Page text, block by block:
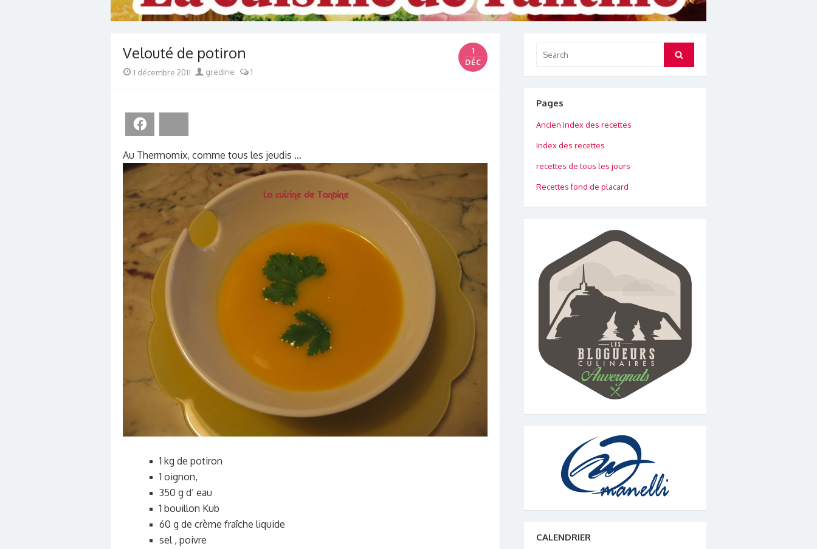
Velouté de potiron
1
DÉC
Posted
1 décembre 2011 Author
gredine 1
Au Thermomix, comme tous les jeudis …
1 kg de potiron
1 oignon,
350 g d’ eau
1 bouillon Kub
60 g de crème fraîche liquide
sel , poivre
for:
Search
Pages
Ancien index des recettes
Index des recettes
recettes de tous les jours
Recettes fond de placard
CALENDRIER